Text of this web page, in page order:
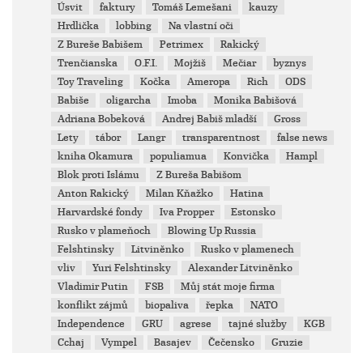
Úsvit
faktury Tomáš Lemešani
kauzy
Hrdlička
lobbing
Na vlastní oči
Z Bureše Babišem
Petrimex
Rakický
Trenčianska
O.F.I. Mojžiš Mečiar
byznys
Toy Traveling
Kočka Ameropa Rich
ODS
Babiše
oligarcha Imoba
Monika Babišová
Adriana Bobeková
Andrej Babiš mladší
Gross
Lety
tábor Langr transparentnost
false news
kniha Okamura
populiamua Konvička
Hampl
Blok proti Islámu
Z Bureša Babišom
Anton Rakický
Milan Kňažko
Hatina
Harvardské fondy
Iva Propper
Estonsko
Rusko v plameňoch
Blowing Up Russia
Felshtinsky
Litviněnko
Rusko v plamenech
vliv
Yuri Felshtinsky
Alexander Litviněnko
Vladimir Putin
FSB
Můj stát moje firma
konflikt zájmů
biopaliva řepka
NATO
Independence
GRU agrese tajné služby
KGB
Cchaj
Vympel Basajev Čečensko Gruzie